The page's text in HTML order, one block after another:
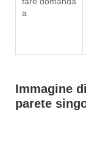
a
Immagine
parete